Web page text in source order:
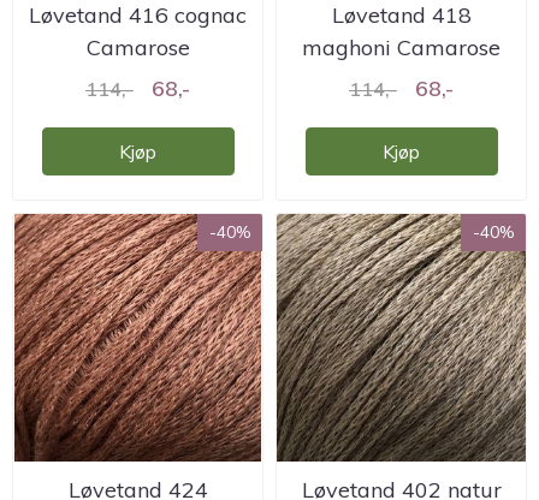
Løvetand 416 cognac
Camarose
114,- 68,-
Kjøp
Løvetand 418
maghoni Camarose
114,- 68,-
Kjøp
-40%
Løvetand 424
-40%
Løvetand 402 natur